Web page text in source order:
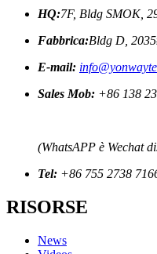
HQ:7F, Bldg SMOK,
Fabbrica:Bldg D,
E-mail:
Sales Mob: +86 138
(WhatsAPP è Wechat
Tel: +86 755 2738
RISORSE
News